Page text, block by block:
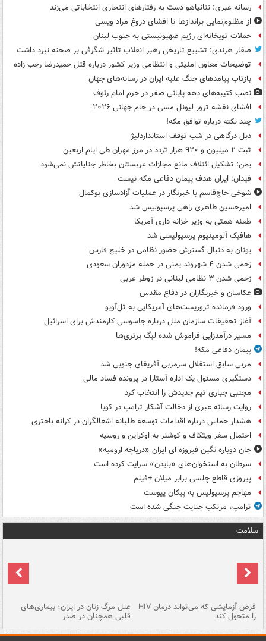
رسانه عبری: نتانیاهو دست به رفتارهای انتحاری انتخاباتی می‌زند
از مظلوم‌نمایی براندازها تا افشای دروغ مراد ویسی
حملات توپخانه‌ای رژیم صهیونیستی به جنوب لبنان
صفار هرندی: تشییع تاریخی رهبر انقلاب تاثیر شگرفی بر صحنه نبرد داشت
توضیحات معاون امنیتی و انتظامی وزیر کشور درباره قتل حمیدرضا رجب زاده
بازتاب پیامدهای جنگ علیه ایران در رسانه‌های جهان
نصب کتیبه‌های دهه پایانی صفر در حرم امام رئوف
افشای نقشه ترور لیونل مسی در جام جهانی ۲۰۲۶
چند نکته درباره توافق مکه!
دبل درگاهی در شب توقف استانداردلیژ
ثبت ۲ میلیون و ۹۲۰ هزار تردد در مرز مهران طی ایام اربعین
یمن: تشکیل ائتلاف مانع مجازات عربستان بخاطر جنایاتش نمی‌شود
فیدان: ایران هدف پیمان دفاعی مکه نیست
شوخی حاج‌قاسم با خبرنگار در عملیات آزادسازی بوکمال
امیرحسین طاهری راهی پرسپولیس شد
طعنه همتی به وزیر خزانه داری آمریکا
هافبک آلومینیوم پرسپولیسی شد
یونان به دنبال گسترش حضور نظامی در خلیج فارس
زخمی شدن ۴ شهروند یمنی در حمله مزدوران سعودی
زخمی شدن ۳ نظامی لبنانی در زوطر غربی
عکاسان و خبرنگاران در دفاع مقدس
ورود فرمانده تروریست‌های آمریکایی به تل‌آویو
آغاز تحقیقات سازمان ملل درباره جاسوسی کارمندش برای اسرائیل
مسیر درآمدزایی فراموش شده لیگ برتری‌ها
پیمان دفاعی مکه!
مربی سابق استقلال سرمربی آفریقای جنوبی شد
دستگیری مسئول یک اداره آستارا در پرونده فساد مالی
مجتبی جباری تیم جدیدش را انتخاب کرد
روایت رسانه عبری از دخالت آشکار ترامپ در کوبا
هشدار حماس درباره اقدامات توسعه طلبانه اشغالگران در کرانه باختری
احتمال سفر ویتکاف و کوشنر به اوکراین و روسیه
جان دوباره نگین فیروزه ای ایران «دریاچه ارومیه»
سرطان به استخوان‌های «بایدن» سرایت کرده است
پیروزی قاطع چلسی برابر میلان +فیلم
مهاجم پرسپولیس به پیکان پیوست
ترامپ، مرتکب جنایت جنگی شده است
سلامت
قرص آزمایشی که می‌تواند درمان HIV
را متحول کند
علل مرگ زنان در ایران؛ بیماری‌های
قلبی همچنان در صدر